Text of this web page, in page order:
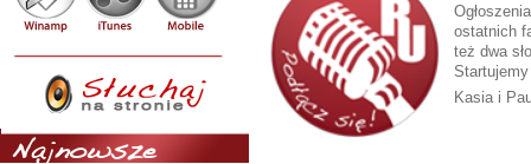
Najnowsze
ostatnich
też dwa
Kasia i